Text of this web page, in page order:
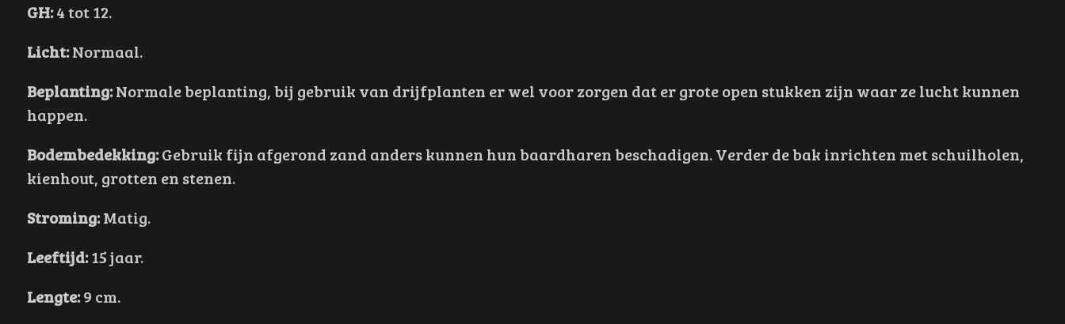
GH:4 tot 12.
Licht:Normaal.
Beplanting:Normale beplanting, bij gebruik van drijfplanten er wel voor zorgen dat er grote open stukken zijn waar ze lucht kunnen
happen.
Bodembedekking:Gebruik fijn afgerond zand anders kunnen hun baardharen beschadigen. Verder de bak inrichten met schuilholen,
kienhout, grotten en stenen.
Stroming:Matig.
Leeftijd:15 jaar.
Lengte:9 cm.